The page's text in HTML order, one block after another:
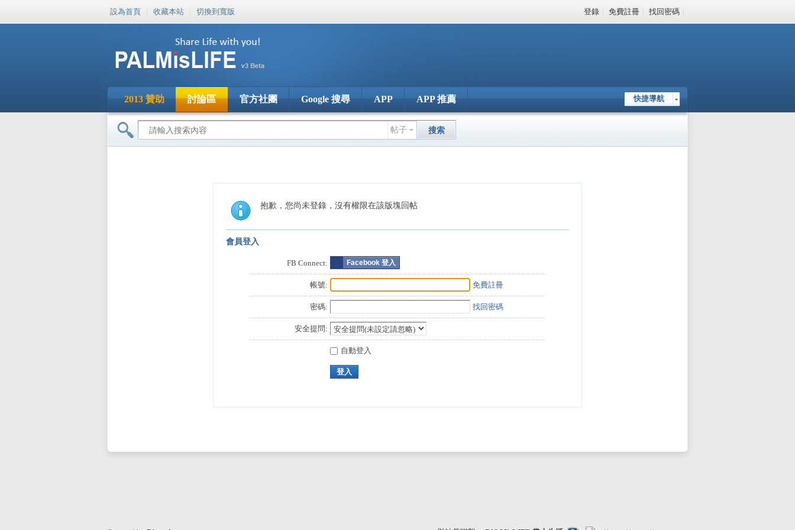
設為首頁 | 收藏本站 | 切換到寬版 登錄 | 免費註冊 | 找回密碼 |
快捷導航
2013 贊助 討論區 官方社團 Google 搜尋 APP APP 推薦
帖子 搜索
抱歉，您尚未登錄，沒有權限在該版塊回帖
會員登入
FB Connect: Facebook 登入
帳號: 免費註冊
密碼: 找回密碼
安全提問:
自動登入
登入